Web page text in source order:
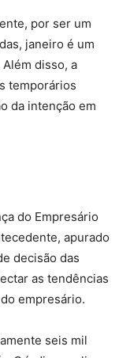
por ser um
janeiro é um
disso, a
temporários
da intenção em
do Empresário
apurado
decisão das
as tendências
empresário.
seis mil